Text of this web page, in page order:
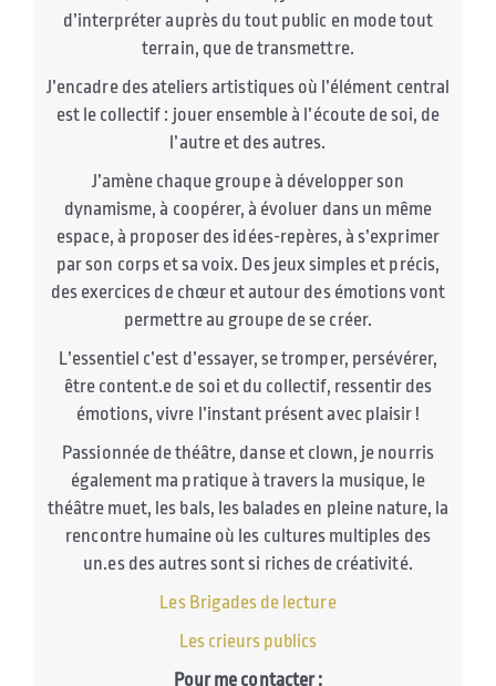
d’interpréter auprès du tout public en mode tout
terrain, que de transmettre.
J’encadre des ateliers artistiques où l’élément central
est le collectif : jouer ensemble à l’écoute de soi, de
l’autre et des autres.
J’amène chaque groupe à développer son
dynamisme, à coopérer, à évoluer dans un même
espace, à proposer des idées-repères, à s’exprimer
par son corps et sa voix. Des jeux simples et précis,
des exercices de chœur et autour des émotions vont
permettre au groupe de se créer.
L’essentiel c’est d’essayer, se tromper, persévérer,
être content.e de soi et du collectif, ressentir des
émotions, vivre l’instant présent avec plaisir !
Passionnée de théâtre, danse et clown, je nourris
également ma pratique à travers la musique, le
théâtre muet, les bals, les balades en pleine nature, la
rencontre humaine où les cultures multiples des
un.es des autres sont si riches de créativité.
Les Brigades de lecture
Les crieurs publics
Pour me contacter :